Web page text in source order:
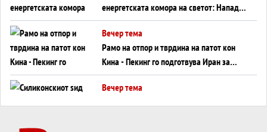
енергетската комора на светот: Нападот
во Суец најавува глобален енергетски
инфаркт?
Вечер тема
Рамо на отпор и тврдина на патот кон
Кина - Пекинг го подготвува Иран за
американска копнена инвазија
Вечер тема